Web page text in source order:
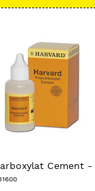
Cement